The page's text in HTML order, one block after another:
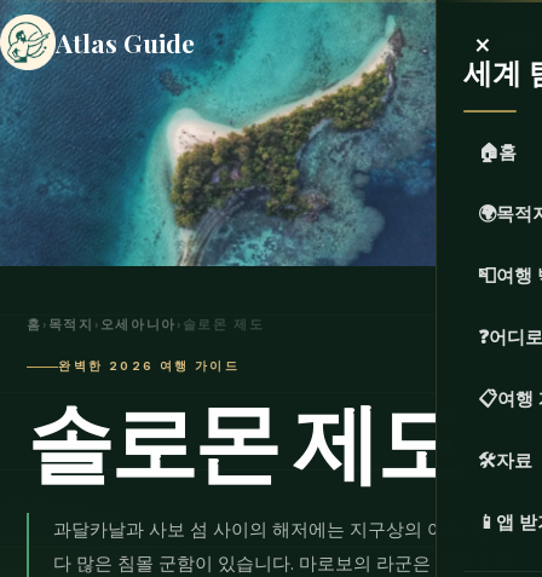
Atlas Guide ×
세계
🏠홈
🌍목적
📮여행
❓어디
📋여행
🛠️자료
📱 앱 받
홈 › 목적지 › 오세아니아 › 솔로몬 제도
완벽한 2026 여행 가이드
솔로몬 제도
과달카날과 사보 섬 사이의 해저에는 지구상의 어느 곳보
다 많은 침몰 군함이 있습니다. 마로보의 라군은 세계 최고